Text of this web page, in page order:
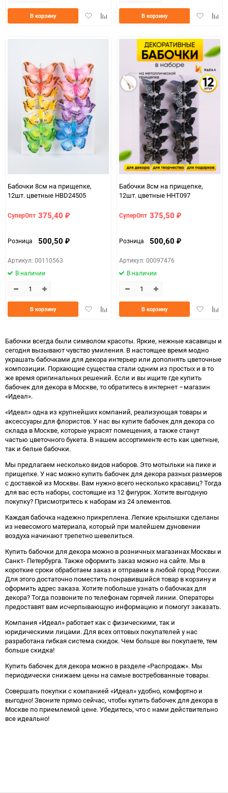
ДобавитьДобавить
В корзину
Добавить
В корзину
Бабочки 8см на прищепке,
12шт. цветные HBD24505
СуперОпт 375,40 ₽
Розница 500,50 ₽
Артикул: 00110563
В наличии
ДобавитьДобавить
В корзину
Бабочки 8см на прищепке,
12шт. цветные HHT097
СуперОпт 375,50 ₽
Розница 500,60 ₽
Артикул: 00097476
В наличии
Добавить
В корзину
Бабочки всегда были символом красоты. Яркие, нежные касавицы и
сегодня вызывают чувство умиления. В настоящее время модно
украшать бабочками для декора интерьер или дополнять цветочные
композиции. Порхающие существа стали одним из простых и в то
же время оригинальных решений. Если и вы ищите где купить
бабочек для декора в Москве, то обратитесь в интернет –магазин
«Идеал».
«Идеал» одна из крупнейших компаний, реализующая товары и
аксессуары для флористов. У нас вы купите бабочек для декора со
склада в Москве, которые украсят помещения, а также станут
частью цветочного букета. В нашем ассортименте есть как цветные,
так и белые бабочки.
Мы предлагаем несколько видов наборов. Это мотыльки на пике и
прищепке. У нас можно купить бабочек для декора разных размеров
с доставкой из Москвы. Вам нужно всего несколько красавиц? Тогда
для вас есть наборы, состоящие из 12 фигурок. Хотите выгодную
покупку? Присмотритесь к наборам из 24 элементов.
Каждая бабочка надежно прикреплена. Легкие крылышки сделаны
из невесомого материала, который при малейшем дуновении
воздуха начинают трепетно шевелиться.
Купить бабочки для декора можно в розничных магазинах Москвы и
Санкт- Петербурга. Также оформить заказ можно на сайте. Мы в
короткие сроки обработаем заказ и отправим в любой город России.
Для этого достаточно поместить понравившийся товар в корзину и
оформить адрес заказа. Хотите побольше узнать о бабочках для
декора? Тогда позвоните по телефонам горячей линии. Операторы
предоставят вам исчерпывающую информацию и помогут заказать.
Компания «Идеал» работает как с физическими, так и
юридическими лицами. Для всех оптовых покупателей у нас
разработана гибкая система скидок. Чем больше вы покупаете, тем
больше скидка!
Купить бабочек для декора можно в разделе «Распродаж». Мы
периодически снижаем цены на самые востребованные товары.
Совершать покупки с компанией «Идеал» удобно, комфортно и
выгодно! Звоните прямо сейчас, чтобы купить бабочек для декора в
Москве по приемлемой цене. Убедитесь, что с нами действительно
все идеально!